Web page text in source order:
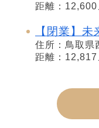
距離：12,600
【閉業】
住所：鳥取県
距離：12,817